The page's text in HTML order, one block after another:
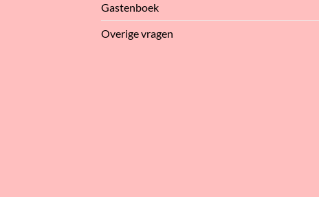
Gastenboek
Overige vragen